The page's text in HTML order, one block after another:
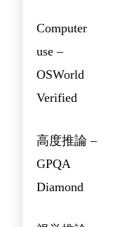
Computer
use –
OSWorld
Verified
高度推論 –
GPQA
Diamond